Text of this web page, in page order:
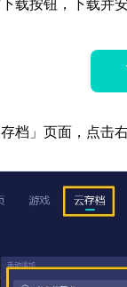
档」页面，点击